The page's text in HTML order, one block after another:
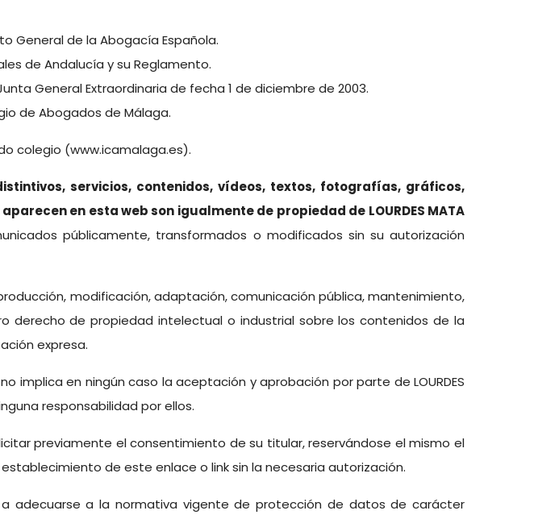
General de la Abogacía Española.
de Andalucía y su Reglamento.
General Extraordinaria de fecha 1 de diciembre de 2003.
de Abogados de Málaga.
colegio (www.icamalaga.es).
servicios, contenidos, vídeos, textos, fotografías, gráficos,
en esta web son igualmente de propiedad de LOURDES MATA
públicamente, transformados o modificados sin su autorización
modificación, adaptación, comunicación pública, mantenimiento,
derecho de propiedad intelectual o industrial sobre los contenidos de la
expresa.
implica en ningún caso la aceptación y aprobación por parte de LOURDES
responsabilidad por ellos.
previamente el consentimiento de su titular, reservándose el mismo el
de este enlace o link sin la necesaria autorización.
a adecuarse a la normativa vigente de protección de datos de carácter